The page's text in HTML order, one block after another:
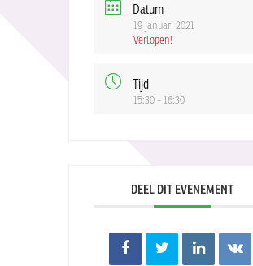
Datum
19 januari 2021
Verlopen!
Tijd
15:30 - 16:30
DEEL DIT EVENEMENT